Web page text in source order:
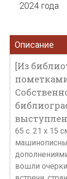
2024 года
Описание
[Из
65 с. 21 х 15
вошли